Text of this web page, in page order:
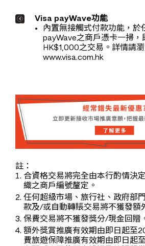
Visa payWave功能
內置無接觸式付款功能，於
payWave之商戶憑卡一掃，
HK$1,000之交易。詳情請
www.visa.com.hk
註：
合資格交易將完全由本行酌情決
織之商戶編號釐定。
任何超級市場、旅行社、政府部
款及/或自動轉賬交易將不獲發額
保費交易將不獲發獎分/現金回贈
額外獎賞推廣有效期由即日起至
費旅遊保障推廣有效期由即日起